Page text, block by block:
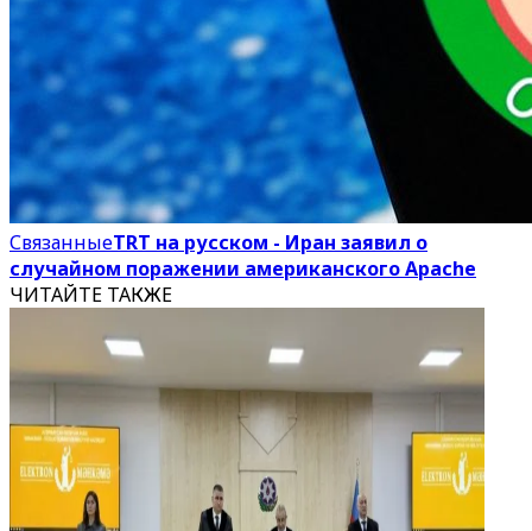
СвязанныеTRT на русском - Иран заявил о
случайном поражении американского Apache
ЧИТАЙТЕ ТАКЖЕ